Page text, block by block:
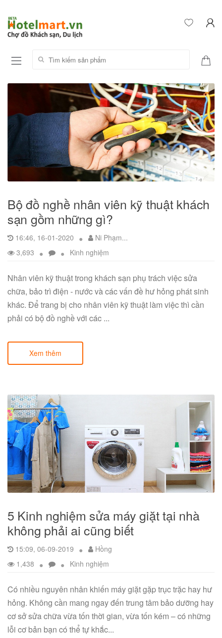
Tìm kiếm sản phẩm:
Bộ đồ nghề nhân viên kỹ thuật khách
sạn gồm những gì?
16:46, 16-01-2020
Ni Phạm...
3,693
Kinh nghiệm
Nhân viên kỹ thuật trong khách sạn phụ trách việc sửa
chữa, bảo trì điện - nước và các vấn đề hư hỏng phát sinh
khác. Để trang bị cho nhân viên kỹ thuật làm việc thì cần
phải có bộ đồ nghề với các ...
Xem thêm
5 Kinh nghiệm sửa máy giặt tại nhà
không phải ai cũng biết
15:09, 06-09-2019
Hồng
1,438
Kinh nghiệm
Có nhiều nguyên nhân khiến máy giặt gặp trục trặc hay hư
hỏng. Không cần mang ngay đến trung tâm bảo dưỡng hay
cơ sở sửa chữa vừa tốn thời gian, vừa tốn kém – có những
lỗi cơ bản bạn có thể tự khắc...